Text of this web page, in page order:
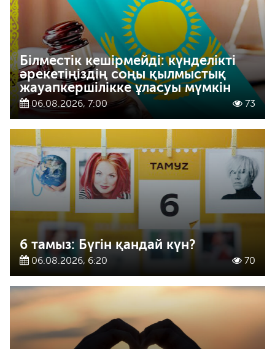
Білместік кешірмейді: күнделікті
әрекетіңіздің соңы қылмыстық
жауапкершілікке ұласуы мүмкін
06.08.2026, 7:00 73
6 тамыз: Бүгін қандай күн?
06.08.2026, 6:20 70